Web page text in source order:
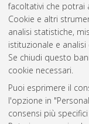
facoltativi che potrai
Cookie e altri
analisi statistiche,
istituzionale e
Se chiudi questo
cookie necessari.
Puoi esprimere il
l'opzione in
consensi più
Atom
Rss 1.0